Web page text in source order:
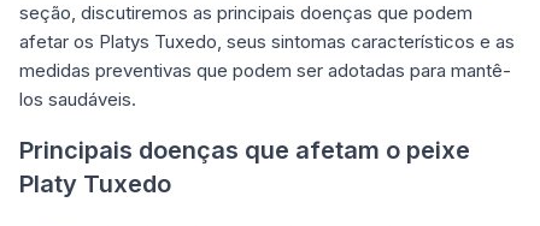
seção, discutiremos as principais doenças que podem
afetar os Platys Tuxedo, seus sintomas característicos e as
medidas preventivas que podem ser adotadas para mantê-
los saudáveis.
Principais doenças que afetam o peixe
Platy Tuxedo